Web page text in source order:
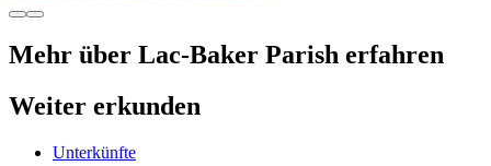
Mehr über Lac-Baker Parish erfahren
Weiter erkunden
Unterkünfte